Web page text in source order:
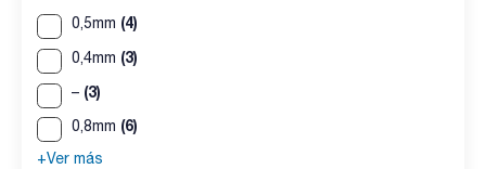
0,5mm (4)
0,4mm (3)
– (3)
0,8mm (6)
+Ver más